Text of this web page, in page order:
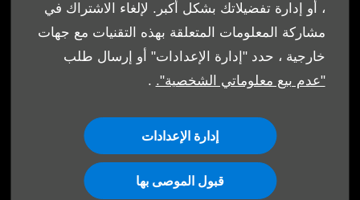
، أو إدارة تفضيلاتك بشكل أكبر. لإلغاء الاشتراك في
مشاركة المعلومات المتعلقة بهذه التقنيات مع جهات
خارجية ، حدد "إدارة الإعدادات" أو إرسال طلب
"عدم بيع معلوماتي الشخصية". .
إدارة الإعدادات
قبول الموصى بها
الشروط والأحكام
سياسة ملفات الارتباط
حماية البيانات